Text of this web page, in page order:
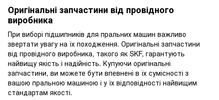
Оригінальні запчастини від провідного
виробника
При виборі підшипників для пральних машин важливо
звертати увагу на їх походження. Оригінальні запчастини
від провідного виробника, такого як SKF, гарантують
найвищу якість і надійність. Купуючи оригінальні
запчастини, ви можете бути впевнені в їх сумісності з
вашою пральною машиною і у їх відповідності найвищим
стандартам якості.